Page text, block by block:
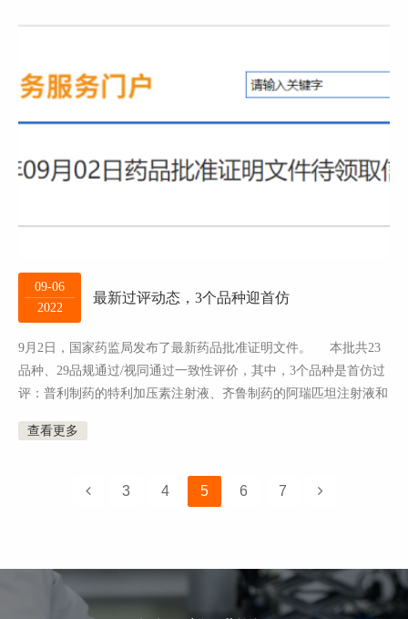
09-06
2022
最新过评动态，3个品种迎首仿
9月2日，国家药监局发布了最新药品批准证明文件。 本批共23
品种、29品规通过/视同通过一致性评价，其中，3个品种是首仿过
评：普利制药的特利加压素注射液、齐鲁制药的阿瑞匹坦注射液和
查看更多
3 4 5 6 7